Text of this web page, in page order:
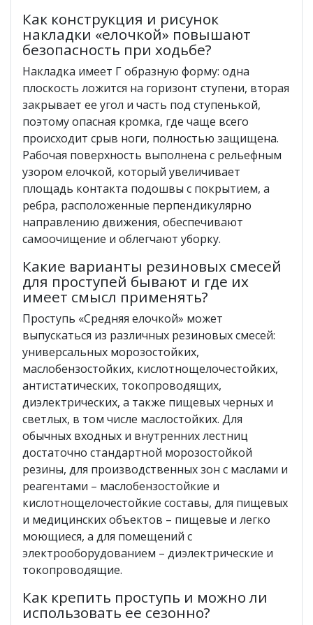
Как конструкция и рисунок
накладки «елочкой» повышают
безопасность при ходьбе?
Накладка имеет Г образную форму: одна
плоскость ложится на горизонт ступени, вторая
закрывает ее угол и часть под ступенькой,
поэтому опасная кромка, где чаще всего
происходит срыв ноги, полностью защищена.
Рабочая поверхность выполнена с рельефным
узором елочкой, который увеличивает
площадь контакта подошвы с покрытием, а
ребра, расположенные перпендикулярно
направлению движения, обеспечивают
самоочищение и облегчают уборку.
Какие варианты резиновых смесей
для проступей бывают и где их
имеет смысл применять?
Проступь «Средняя елочкой» может
выпускаться из различных резиновых смесей:
универсальных морозостойких,
маслобензостойких, кислотнощелочестойких,
антистатических, токопроводящих,
диэлектрических, а также пищевых черных и
светлых, в том числе маслостойких. Для
обычных входных и внутренних лестниц
достаточно стандартной морозостойкой
резины, для производственных зон с маслами и
реагентами – маслобензостойкие и
кислотнощелочестойкие составы, для пищевых
и медицинских объектов – пищевые и легко
моющиеся, а для помещений с
электрооборудованием – диэлектрические и
токопроводящие.
Как крепить проступь и можно ли
использовать ее сезонно?